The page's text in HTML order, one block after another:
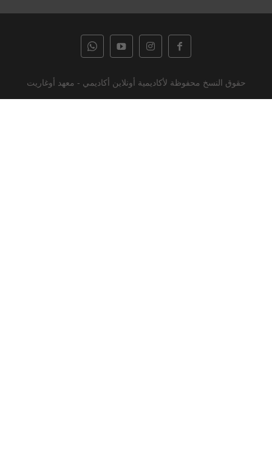
حقوق النسخ محفوظة لأكاديمية أونلاين أكاديمي - معهد أوغاريت